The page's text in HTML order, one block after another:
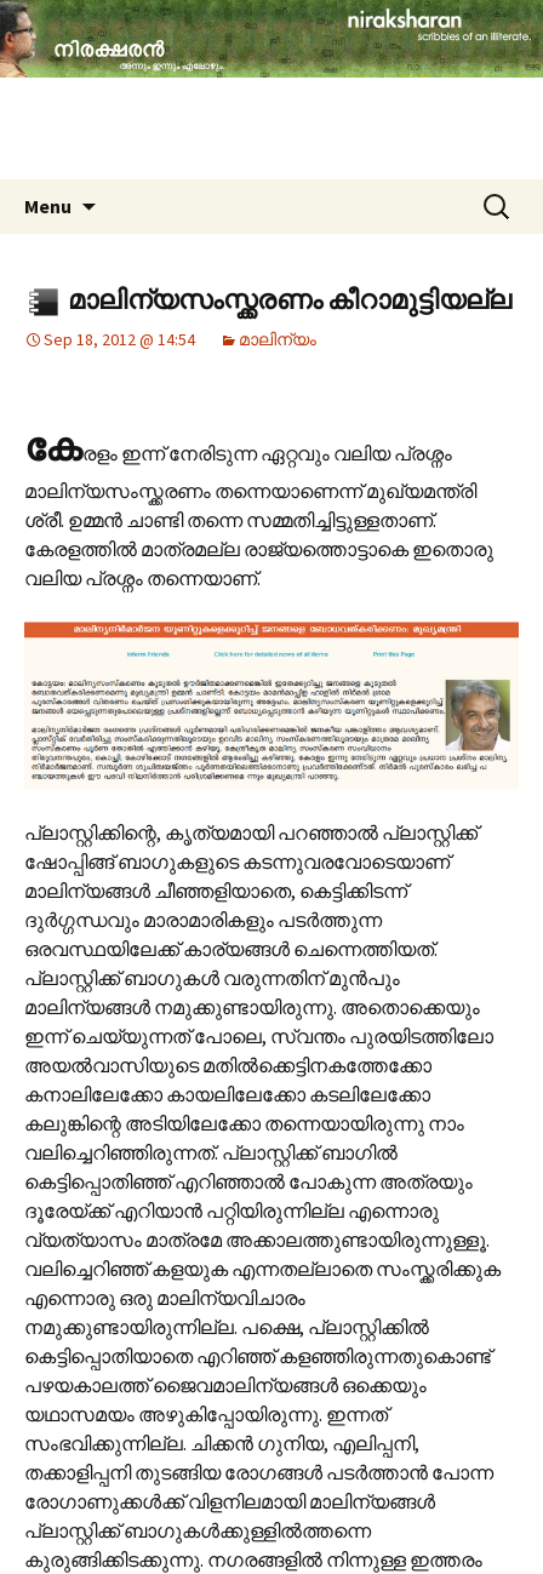
niraksharan (നിരക്ഷരൻ)
travelogues, book reviews, social issues,
cinema, memories & lot more…
Menu
Search
for:
മാലിന്യസംസ്ക്കരണം കീറാമുട്ടിയല്ല
Sep 18, 2012 @ 14:54 മാലിന്യം
കേരളം ഇന്ന് നേരിടുന്ന ഏറ്റവും വലിയ പ്രശ്നം
മാലിന്യസംസ്ക്കരണം തന്നെയാണെന്ന് മുഖ്യമന്ത്രി
ശ്രീ. ഉമ്മന്‍ ചാണ്ടി തന്നെ സമ്മതിച്ചിട്ടുള്ളതാണ്.
കേരളത്തില്‍ മാത്രമല്ല രാജ്യത്തൊട്ടാകെ ഇതൊരു
വലിയ പ്രശ്നം തന്നെയാണ്.
പ്ലാസ്റ്റിക്കിന്റെ, കൃത്യമായി പറഞ്ഞാല്‍ പ്ലാസ്റ്റിക്ക്
ഷോപ്പിങ്ങ് ബാഗുകളുടെ കടന്നുവരവോടെയാണ്
മാലിന്യങ്ങള്‍ ചീഞ്ഞളിയാതെ, കെട്ടിക്കിടന്ന്
ദുര്‍ഗ്ഗന്ധവും മാരാമാരികളും പടര്‍ത്തുന്ന
ഒരവസ്ഥയിലേക്ക് കാര്യങ്ങള്‍ ചെന്നെത്തിയത്.
പ്ലാസ്റ്റിക്ക് ബാഗുകള്‍ വരുന്നതിന് മുന്‍പും
മാലിന്യങ്ങള്‍ നമുക്കുണ്ടായിരുന്നു. അതൊക്കെയും
ഇന്ന് ചെയ്യുന്നത് പോലെ, സ്വന്തം പുരയിടത്തിലോ
അയല്‍വാസിയുടെ മതില്‍ക്കെട്ടിനകത്തേക്കോ
കനാലിലേക്കോ കായലിലേക്കോ കടലിലേക്കോ
കലുങ്കിന്റെ അടിയിലേക്കോ തന്നെയായിരുന്നു നാം
വലിച്ചെറിഞ്ഞിരുന്നത്. പ്ലാസ്റ്റിക്ക് ബാഗില്‍
കെട്ടിപ്പൊതിഞ്ഞ് എറിഞ്ഞാല്‍ പോകുന്ന അത്രയും
ദൂരേയ്ക്ക് എറിയാന്‍ പറ്റിയിരുന്നില്ല എന്നൊരു
വ്യത്യാസം മാത്രമേ അക്കാലത്തുണ്ടായിരുന്നുള്ളൂ.
വലിച്ചെറിഞ്ഞ് കളയുക എന്നതല്ലാതെ സംസ്ക്കരിക്കുക
എന്നൊരു ഒരു മാലിന്യവിചാരം
നമുക്കുണ്ടായിരുന്നില്ല. പക്ഷെ, പ്ലാസ്റ്റിക്കില്‍
കെട്ടിപ്പൊതിയാതെ എറിഞ്ഞ് കളഞ്ഞിരുന്നതുകൊണ്ട്
പഴയകാലത്ത് ജൈവമാലിന്യങ്ങള്‍ ഒക്കെയും
യഥാസമയം അഴുകിപ്പോയിരുന്നു. ഇന്നത്
സംഭവിക്കുന്നില്ല. ചിക്കന്‍ ഗുനിയ, എലിപ്പനി,
തക്കാളിപ്പനി തുടങ്ങിയ രോഗങ്ങള്‍ പടര്‍ത്താന്‍ പോന്ന
രോഗാണുക്കള്‍ക്ക് വിളനിലമായി മാലിന്യങ്ങള്‍
പ്ലാസ്റ്റിക്ക് ബാഗുകള്‍ക്കുള്ളില്‍ത്തന്നെ
കുരുങ്ങിക്കിടക്കുന്നു. നഗരങ്ങളില്‍ നിന്നുള്ള ഇത്തരം